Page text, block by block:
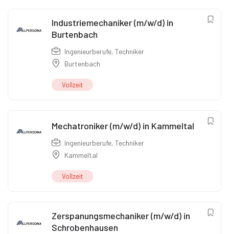
Industriemechaniker (m/w/d) in
Burtenbach
Ingenieurberufe, Techniker
Burtenbach
Vollzeit
Mechatroniker (m/w/d) in Kammeltal
Ingenieurberufe, Techniker
Kammeltal
Vollzeit
Zerspanungsmechaniker (m/w/d) in
Schrobenhausen